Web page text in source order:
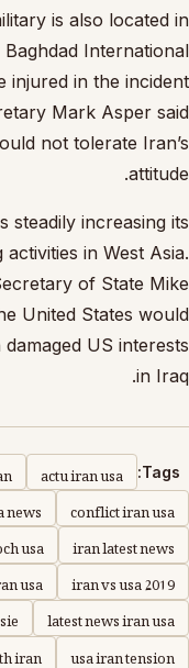
is also located in
International
injured in the incident
Mark Asper said
not tolerate Iran’s
attitude.
steadily increasing its
in West Asia.
of State Mike
United States would
US interests
in Iraq.
Tags:
actu iran usa
conflict iran usa
news
iran latest news
usa
iran vs usa 2019
usa
latest news iran usa
usa iran tension
iran